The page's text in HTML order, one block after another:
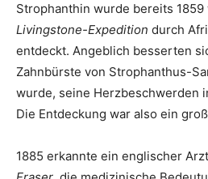
Strophanthin wurde bereits
Livingstone-Expedition durch
entdeckt. Angeblich besserten
Zahnbürste von Strophanthus-
wurde, seine Herzbeschwerden
Die Entdeckung war also ein
1885 erkannte ein englischer